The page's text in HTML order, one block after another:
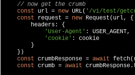
// now get the crumb
const url = new URL( '/v1/test/
const request = new Request(url, {
        headers: {
'User-Agent' : USER_AGENT,
'cookie' : cookie
        }
    })
const crumbResponse = await
const crumb = await